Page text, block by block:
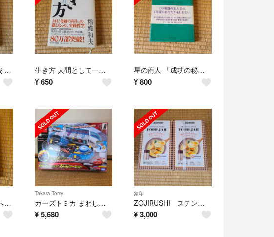
大人の発達障害ってそういうことだったのか 生き方 人間として一番大切なこと
¥ 650
星の商人 「成功の秘法」を手に入れるためのレッスン
¥800
たのしいマット運動への道 子ども達を楽しませるできる！の処方箋
Takara Tomy
カーズトミカ まわしてレーシング！2wayサーキット
¥ 5,680
象印
ZOJIRUSHI ステンレスフードジャー
¥3,000